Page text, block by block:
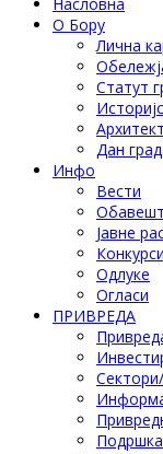
О Бору
Лична
Статут
Дан
Инфо
Вести
Јавне
Конкурси
Одлуке
Огласи
ПРИВРЕДА
Подршка